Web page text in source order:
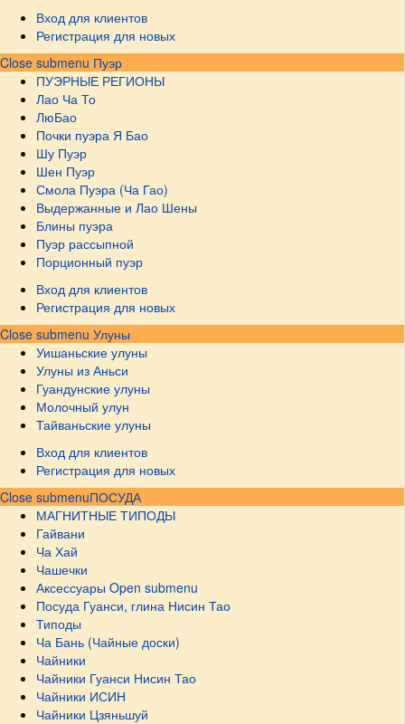
Вход для клиентов
Регистрация для новых
Close submenu Пуэр
ПУЭРНЫЕ РЕГИОНЫ
Лао Ча То
ЛюБао
Почки пуэра Я Бао
Шу Пуэр
Шен Пуэр
Смола Пуэра (Ча Гао)
Выдержанные и Лао Шены
Блины пуэра
Пуэр рассыпной
Порционный пуэр
Вход для клиентов
Регистрация для новых
Close submenu Улуны
Уишаньские улуны
Улуны из Аньси
Гуандунские улуны
Молочный улун
Тайваньские улуны
Вход для клиентов
Регистрация для новых
Close submenuПОСУДА
МАГНИТНЫЕ ТИПОДЫ
Гайвани
Ча Хай
Чашечки
Аксессуары Open submenu
Посуда Гуанси, глина Нисин Тао
Типоды
Ча Бань (Чайные доски)
Чайники
Чайники Гуанси Нисин Тао
Чайники ИСИН
Чайники Цзяньшуй